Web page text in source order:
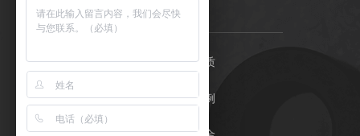
石金首页 荣誉资质
石墨制品 客户案例